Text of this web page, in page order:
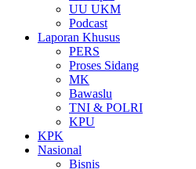
UU UKM
Podcast
Laporan Khusus
PERS
Proses Sidang
MK
Bawaslu
TNI & POLRI
KPU
KPK
Nasional
Bisnis